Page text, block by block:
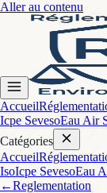
Aller au contenu
Accueil
Icpe SevesoEau Air
Catégories
Accueil
IsoIcpe SevesoEau
←Reglementation